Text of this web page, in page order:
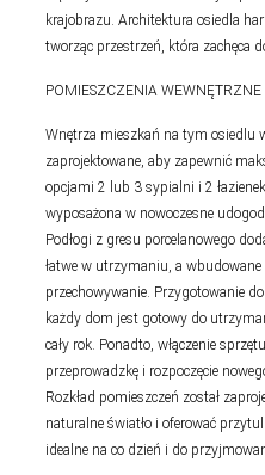
krajobrazu. Architektura osiedla
tworząc przestrzeń, która zachęca
POMIESZCZENIA WEWNĘTRZNE
Wnętrza mieszkań na tym osiedlu
zaprojektowane, aby zapewnić
opcjami 2 lub 3 sypialni i 2
wyposażona w nowoczesne
Podłogi z gresu porcelanowego
łatwe w utrzymaniu, a
przechowywanie. Przygotowanie
każdy dom jest gotowy do
cały rok. Ponadto, włączenie
przeprowadzkę i rozpoczęcie
Rozkład pomieszczeń został
naturalne światło i oferować
idealne na co dzień i do